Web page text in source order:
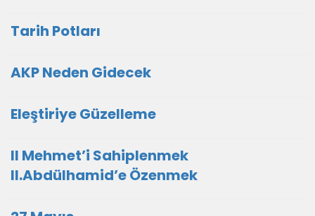
Tarih Potları
AKP Neden Gidecek
Eleştiriye Güzelleme
II Mehmet’i Sahiplenmek
II.Abdülhamid’e Özenmek